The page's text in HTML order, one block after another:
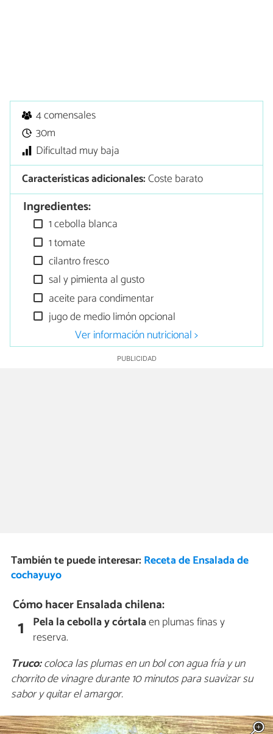
4 comensales
30m
Dificultad muy baja
Características adicionales:Coste barato
Ingredientes:
1 cebolla blanca
1 tomate
cilantro fresco
sal y pimienta al gusto
aceite para condimentar
jugo de medio limón opcional
Ver información nutricional >
También te puede interesar: Receta de Ensalada de
cochayuyo
Cómo hacer Ensalada chilena:
1 Pela la cebolla y córtalaen plumas finas y
reserva.
Truco:coloca las plumas en un bol con agua fría y un
chorrito de vinagre durante 10 minutos para suavizar su
sabor y quitar el amargor.